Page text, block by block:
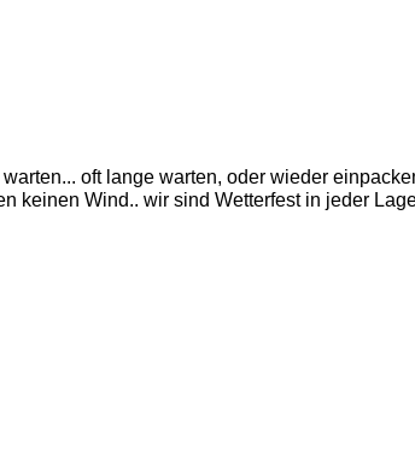
oft lange warten, oder wieder
keinen Wind.. wir sind Wetterfest in jeder